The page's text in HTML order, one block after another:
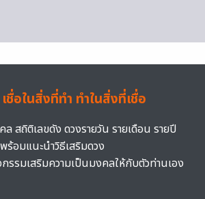
ชื่อในสิ่งที่ทำ ทำในสิ่งที่เชื่อ
ล สถิติเลขดัง ดวงรายวัน รายเดือน รายปี
พร้อมแนะนำวิธีเสริมดวง
รรมเสริมความเป็นมงคลให้กับตัวท่านเอง